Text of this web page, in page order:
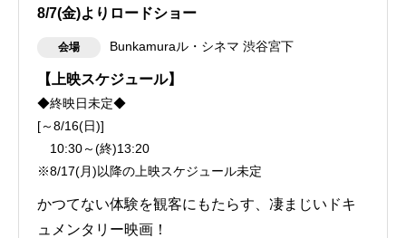
8/7(金)よりロードショー
会場 Bunkamuraル・シネマ 渋谷宮下
【上映スケジュール】
◆終映日未定◆
[～8/16(日)]
10:30～(終)13:20
※8/17(月)以降の上映スケジュール未定
かつてない体験を観客にもたらす、凄まじいドキ
ュメンタリー映画！